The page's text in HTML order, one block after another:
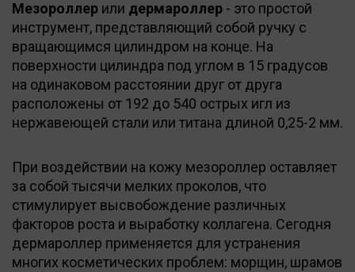
Мезороллер или дермароллер - это простой
инструмент, представляющий собой ручку с
вращающимся цилиндром на конце. На
поверхности цилиндра под углом в 15 градусов
на одинаковом расстоянии друг от друга
расположены от 192 до 540 острых игл из
нержавеющей стали или титана длиной 0,25-2 мм.
При воздействии на кожу мезороллер оставляет
за собой тысячи мелких проколов, что
стимулирует высвобождение различных
факторов роста и выработку коллагена. Сегодня
дермароллер применяется для устранения
многих косметических проблем: морщин, шрамов